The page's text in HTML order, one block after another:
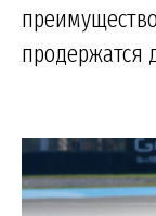
продержатся